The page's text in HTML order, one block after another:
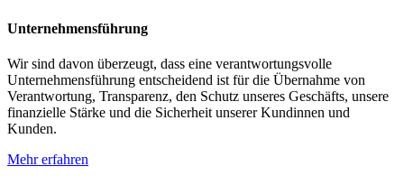
Unternehmensführung
Wir sind davon überzeugt, dass eine verantwortungsvolle
Unternehmensführung entscheidend ist für die Übernahme von
Verantwortung, Transparenz, den Schutz unseres Geschäfts, unsere
finanzielle Stärke und die Sicherheit unserer Kundinnen und
Kunden.
Mehr erfahren